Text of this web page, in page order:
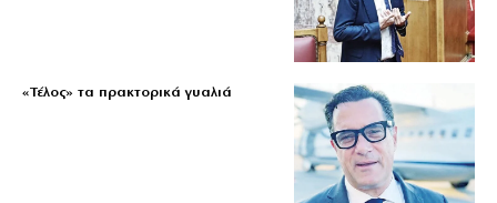
«Τέλος» τα πρακτορικά γυαλιά